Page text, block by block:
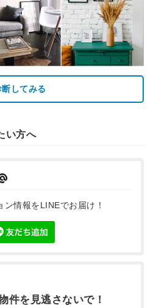
断してみる
い方へ
情報をLINEでお届け！
件を 見逃さないで！